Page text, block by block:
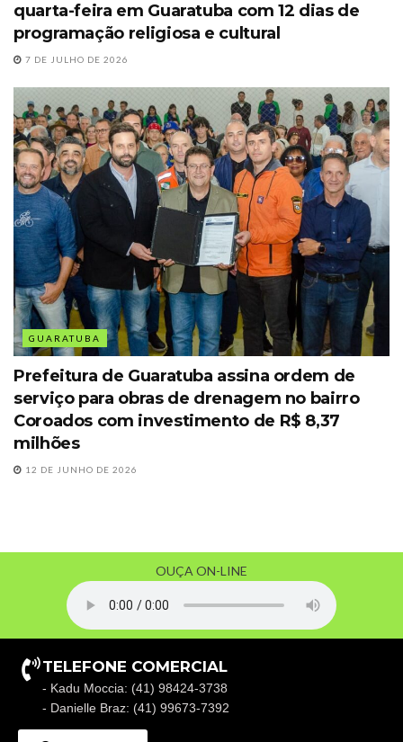
quarta-feira em Guaratuba com 12 dias de
programação religiosa e cultural
7 DE JULHO DE 2026
GUARATUBA
Prefeitura de Guaratuba assina ordem de
serviço para obras de drenagem no bairro
Coroados com investimento de R$ 8,37
milhões
12 DE JUNHO DE 2026
OUÇA ON-LINE
TELEFONE COMERCIAL
- Kadu Moccia: (41) 98424-3738
- Danielle Braz: (41) 99673-7392